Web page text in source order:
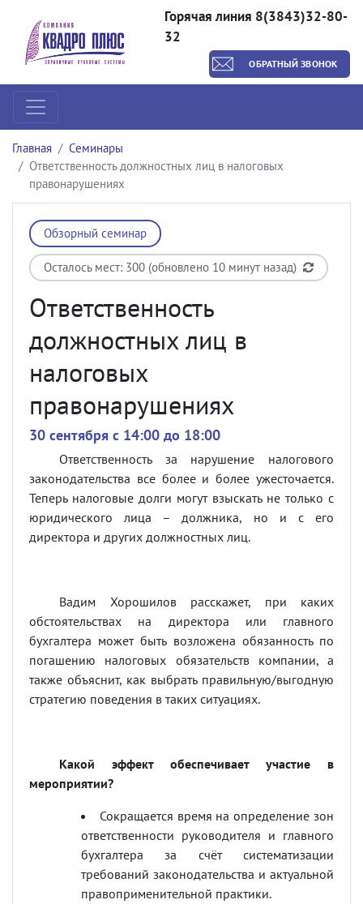
Горячая линия 8(3843)32-80-
32
ОБРАТНЫЙ ЗВОНОК
Главная
Семинары
Ответственность должностных лиц в налоговых
правонарушениях
Обзорный семинар
Осталось мест: 300 (обновлено 10 минут назад)
Ответственность
должностных лиц в
налоговых
правонарушениях
30 сентября c 14:00 до 18:00
Ответственность за нарушение налогового
законодательства все более и более ужесточается.
Теперь налоговые долги могут взыскать не только с
юридического лица – должника, но и с его
директора и других должностных лиц.
Вадим Хорошилов расскажет, при каких
обстоятельствах на директора или главного
бухгалтера может быть возложена обязанность по
погашению налоговых обязательств компании, а
также объяснит, как выбрать правильную/выгодную
стратегию поведения в таких ситуациях.
Какой эффект обеспечивает участие в
мероприятии?
Сокращается время на определение зон
ответственности руководителя и главного
бухгалтера за счёт систематизации
требований законодательства и актуальной
правоприменительной практики.